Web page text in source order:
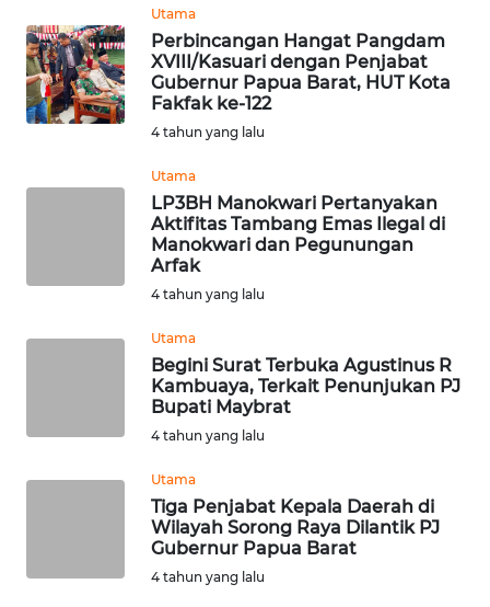
Utama
Perbincangan Hangat Pangdam
XVIII/Kasuari dengan Penjabat
Gubernur Papua Barat, HUT Kota
Fakfak ke-122
4 tahun yang lalu
Utama
LP3BH Manokwari Pertanyakan
Aktifitas Tambang Emas Ilegal di
Manokwari dan Pegunungan
Arfak
4 tahun yang lalu
Utama
Begini Surat Terbuka Agustinus R
Kambuaya, Terkait Penunjukan PJ
Bupati Maybrat
4 tahun yang lalu
Utama
Tiga Penjabat Kepala Daerah di
Wilayah Sorong Raya Dilantik PJ
Gubernur Papua Barat
4 tahun yang lalu
KARIR
DISCLAIMER
Regional
JAKARTA
WN